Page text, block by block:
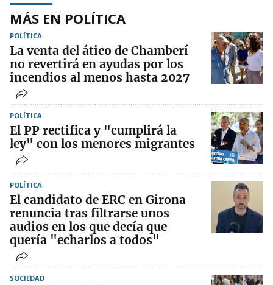
MÁS EN POLÍTICA
POLÍTICA
La venta del ático de Chamberí
no revertirá en ayudas por los
incendios al menos hasta 2027
POLÍTICA
El PP rectifica y "cumplirá la
ley" con los menores migrantes
POLÍTICA
El candidato de ERC en Girona
renuncia tras filtrarse unos
audios en los que decía que
quería "echarlos a todos"
SOCIEDAD